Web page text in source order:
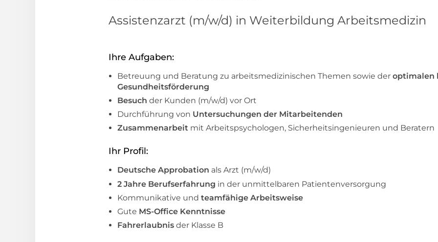
Assistenzarzt (m/w/d) in Weiterbildung Arbeitsmedizin
Ihre Aufgaben:
Betreuung und Beratung zu arbeitsmedizinischen Themen sowie der optimalen
Gesundheitsförderung
Besuch der Kunden (m/w/d) vor Ort
Durchführung von Untersuchungen der Mitarbeitenden
Zusammenarbeit mit Arbeitspsychologen, Sicherheitsingenieuren und Beratern
Ihr Profil:
Deutsche Approbation als Arzt (m/w/d)
2 Jahre Berufserfahrung in der unmittelbaren Patientenversorgung
Kommunikative und teamfähige Arbeitsweise
Gute MS-Office Kenntnisse
Fahrerlaubnis der Klasse B